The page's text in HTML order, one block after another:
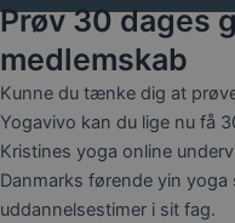
Prøv 30 dages
medlemskab
Kunne du tænke dig at
Yogavivo kan du lige nu få
Kristines yoga online
Danmarks førende yin
uddannelsestimer i sit fag.